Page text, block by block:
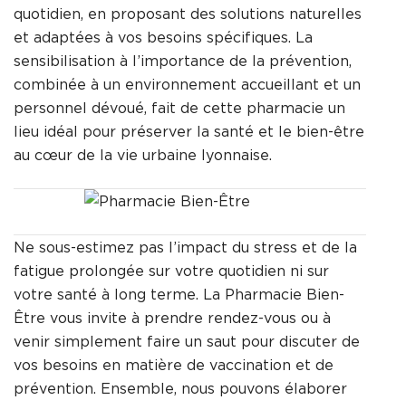
quotidien, en proposant des solutions naturelles
et adaptées à vos besoins spécifiques. La
sensibilisation à l’importance de la prévention,
combinée à un environnement accueillant et un
personnel dévoué, fait de cette pharmacie un
lieu idéal pour préserver la santé et le bien-être
au cœur de la vie urbaine lyonnaise.
Ne sous-estimez pas l’impact du stress et de la
fatigue prolongée sur votre quotidien ni sur
votre santé à long terme. La Pharmacie Bien-
Être vous invite à prendre rendez-vous ou à
venir simplement faire un saut pour discuter de
vos besoins en matière de vaccination et de
prévention. Ensemble, nous pouvons élaborer